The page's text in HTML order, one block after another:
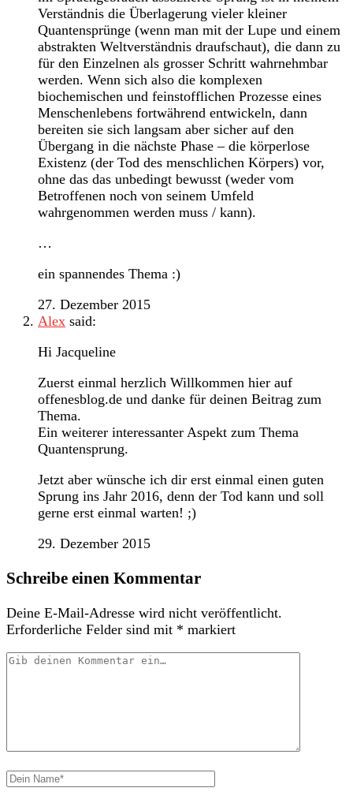
Verständnis die Überlagerung vieler kleiner
Quantensprünge (wenn man mit der Lupe und einem
abstrakten Weltverständnis draufschaut), die dann zu
für den Einzelnen als grosser Schritt wahrnehmbar
werden. Wenn sich also die komplexen
biochemischen und feinstofflichen Prozesse eines
Menschenlebens fortwährend entwickeln, dann
bereiten sie sich langsam aber sicher auf den
Übergang in die nächste Phase – die körperlose
Existenz (der Tod des menschlichen Körpers) vor,
ohne das das unbedingt bewusst (weder vom
Betroffenen noch von seinem Umfeld
wahrgenommen werden muss / kann).
…
ein spannendes Thema :)
27. Dezember 2015
Alex said:
Hi Jacqueline
Zuerst einmal herzlich Willkommen hier auf
offenesblog.de und danke für deinen Beitrag zum
Thema.
Ein weiterer interessanter Aspekt zum Thema
Quantensprung.
Jetzt aber wünsche ich dir erst einmal einen guten
Sprung ins Jahr 2016, denn der Tod kann und soll
gerne erst einmal warten! ;)
29. Dezember 2015
Schreibe einen Kommentar
Deine E-Mail-Adresse wird nicht veröffentlicht.
Erforderliche Felder sind mit * markiert
Dein
Dein